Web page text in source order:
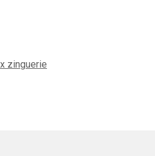
zinguerie